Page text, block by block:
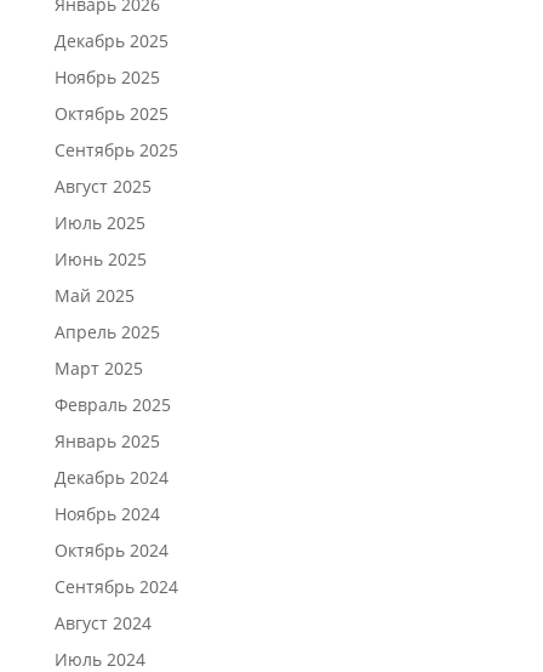
Декабрь 2025
Ноябрь 2025
Октябрь 2025
Сентябрь 2025
Август 2025
Июль 2025
Июнь 2025
Май 2025
Апрель 2025
Март 2025
Февраль 2025
Январь 2025
Декабрь 2024
Ноябрь 2024
Октябрь 2024
Сентябрь 2024
Август 2024
Июль 2024